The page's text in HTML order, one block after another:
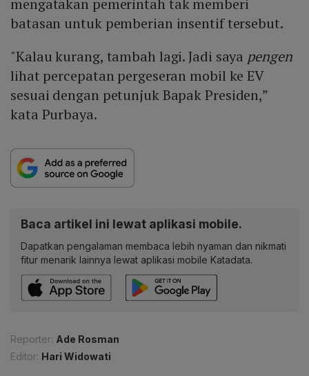
mengatakan pemerintah tak memberi
batasan untuk pemberian insentif tersebut.
"Kalau kurang, tambah lagi. Jadi saya pengen
lihat percepatan pergeseran mobil ke EV
sesuai dengan petunjuk Bapak Presiden,”
kata Purbaya.
Baca artikel ini lewat aplikasi mobile.
Dapatkan pengalaman membaca lebih nyaman dan nikmati
fitur menarik lainnya lewat aplikasi mobile Katadata.
Reporter: Ade Rosman
Editor: Hari Widowati